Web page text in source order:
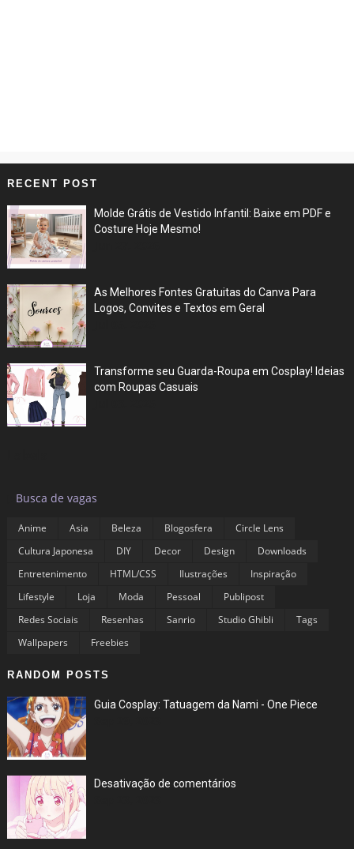
RECENT POST
Molde Grátis de Vestido Infantil: Baixe em PDF e
Costure Hoje Mesmo!
As Melhores Fontes Gratuitas do Canva Para
Logos, Convites e Textos em Geral
Transforme seu Guarda-Roupa em Cosplay! Ideias
com Roupas Casuais
Busca de vagas
Anime Asia Beleza Blogosfera
Circle Lens
Cultura Japonesa
DIY Decor Design
Downloads
Entretenimento
HTML/CSS Ilustrações
Inspiração
Lifestyle
Loja Moda Pessoal
Publipost
Redes Sociais
Resenhas Sanrio Studio Ghibli
Tags
Wallpapers
Freebies
RANDOM POSTS
Guia Cosplay: Tatuagem da Nami - One Piece
Desativação de comentários